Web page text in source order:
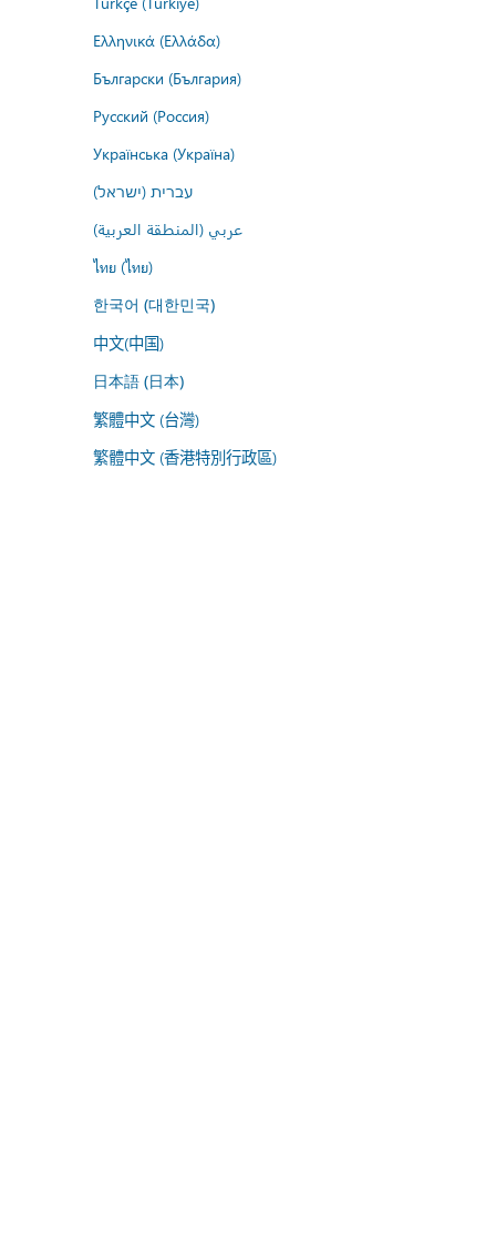
Ελληνικά (Ελλάδα)
Български (България)
Русский (Россия)
Українська (Україна)
עברית (ישראל)
عربي (المنطقة العربية)
ไทย (ไทย)
한국어 (대한민국)
中文(中国)
日本語 (日本)
繁體中文 (台灣)
繁體中文 (香港特別行政區)